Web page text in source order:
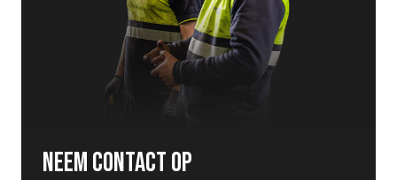
Neem contact op